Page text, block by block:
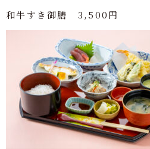
和牛すき御膳 3,500円